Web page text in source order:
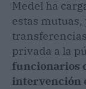
Medel ha
estas
privada a la
funcionarios
intervención